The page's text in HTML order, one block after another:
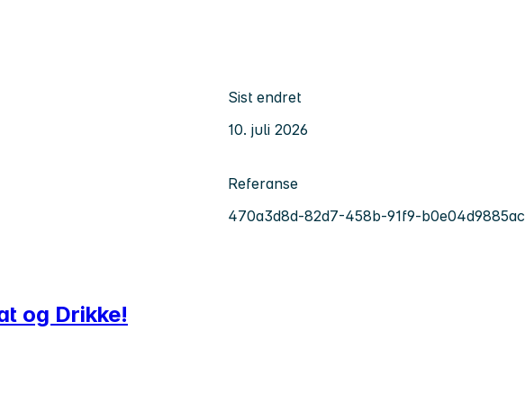
Sist endret
10. juli 2026
Referanse
470a3d8d-82d7-458b-91f9-b0e04d9885ac
og Drikke!